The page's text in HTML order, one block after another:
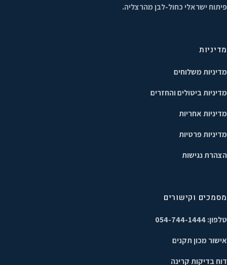
פיתוח ישראלי כחול-לבן מהרצליה.
מדיניות
מדיניות משלוחים
מדיניות ביטולים והחזרים
מדיניות אחריות
מדיניות פרטיות
הצהרת נגישות
מסמכים וקישורים
טלפון: 054-744-1444
אישור מכון תקנים
דוח בדיקות קרינה